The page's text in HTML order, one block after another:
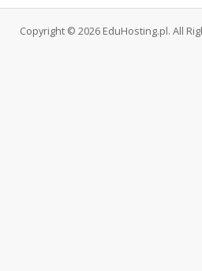
Copyright © 2026 EduHosting.pl. All